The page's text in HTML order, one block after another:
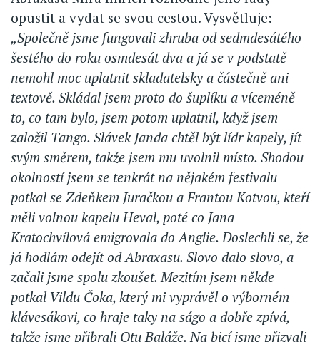
opustit a vydat se svou cestou. Vysvětluje:
„Společně jsme fungovali zhruba od sedmdesátého
šestého do roku osmdesát dva a já se v podstatě
nemohl moc uplatnit skladatelsky a částečně ani
textově. Skládal jsem proto do šuplíku a víceméně
to, co tam bylo, jsem potom uplatnil, když jsem
založil Tango. Slávek Janda chtěl být lídr kapely, jít
svým směrem, takže jsem mu uvolnil místo. Shodou
okolností jsem se tenkrát na nějakém festivalu
potkal se Zdeňkem Juračkou a Frantou Kotvou, kteří
měli volnou kapelu Heval, poté co Jana
Kratochvílová emigrovala do Anglie. Doslechli se, že
já hodlám odejít od Abraxasu. Slovo dalo slovo, a
začali jsme spolu zkoušet. Mezitím jsem někde
potkal Vildu Čoka, který mi vyprávěl o výborném
klávesákovi, co hraje taky na ságo a dobře zpívá,
takže jsme přibrali Otu Baláže. Na bicí jsme přizvali